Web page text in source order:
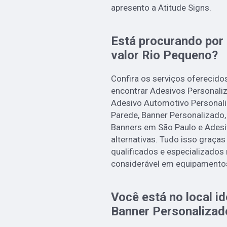
apresento a Atitude Signs.
Está procurando
valor Rio Pequeno?
Confira os serviços
encontrar Adesivos
Adesivo Automotivo
Parede, Banner
Banners em São Paulo e
alternativas. Tudo isso
qualificados e
considerável em
Você está no local
Banner